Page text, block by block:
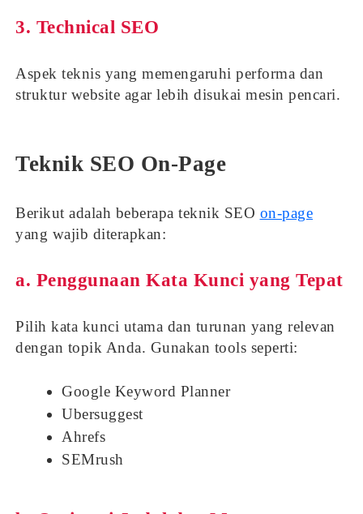
3. Technical SEO
Aspek teknis yang memengaruhi performa dan
struktur website agar lebih disukai mesin pencari.
Teknik SEO On-Page
Berikut adalah beberapa teknik SEO on-page
yang wajib diterapkan:
a. Penggunaan Kata Kunci yang Tepat
Pilih kata kunci utama dan turunan yang relevan
dengan topik Anda. Gunakan tools seperti:
Google Keyword Planner
Ubersuggest
Ahrefs
SEMrush